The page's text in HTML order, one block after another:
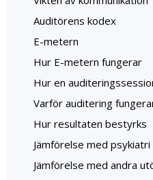
Auditörens kodex
E-metern
Hur E-metern fungerar
Hur en
Varför auditering
Hur resultaten bestyrks
Jämförelse med
Jämförelse med andra